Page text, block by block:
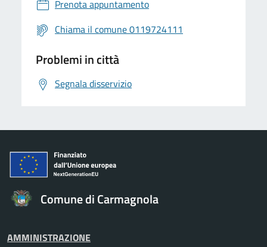
Prenota appuntamento
Chiama il comune 0119724111
Problemi in città
Segnala disservizio
Comune di Carmagnola
AMMINISTRAZIONE